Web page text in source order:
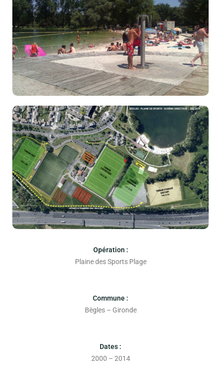
Opération :
Plaine des Sports Plage
Commune :
Bègles – Gironde
Dates :
2000 – 2014